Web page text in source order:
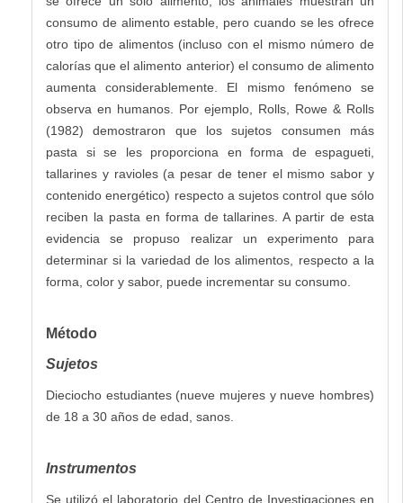
consumo de alimento estable, pero cuando se les ofrece
otro tipo de alimentos (incluso con el mismo número de
calorías que el alimento anterior) el consumo de alimento
aumenta considerablemente. El mismo fenómeno se
observa en humanos. Por ejemplo, Rolls, Rowe & Rolls
(1982) demostraron que los sujetos consumen más
pasta si se les proporciona en forma de espagueti,
tallarines y ravioles (a pesar de tener el mismo sabor y
contenido energético) respecto a sujetos control que sólo
reciben la pasta en forma de tallarines. A partir de esta
evidencia se propuso realizar un experimento para
determinar si la variedad de los alimentos, respecto a la
forma, color y sabor, puede incrementar su consumo.
Método
Sujetos
Dieciocho estudiantes (nueve mujeres y nueve hombres)
de 18 a 30 años de edad, sanos.
Instrumentos
Se utilizó el laboratorio del Centro de Investigaciones en